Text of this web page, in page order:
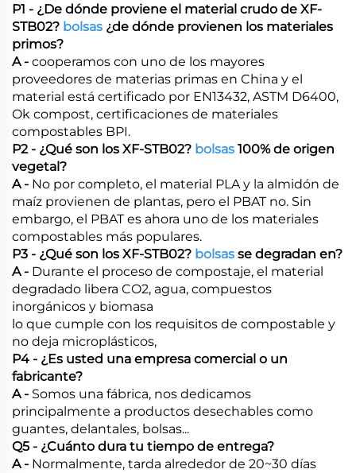
P1 - ¿De dónde proviene el material crudo de XF-
STB02? bolsas ¿de dónde provienen los materiales
primos?
A - cooperamos con uno de los mayores
proveedores de materias primas en China y el
material está certificado por EN13432, ASTM D6400,
Ok compost, certificaciones de materiales
compostables BPI.
P2 - ¿Qué son los XF-STB02? bolsas 100% de origen
vegetal?
A - No por completo, el material PLA y la almidón de
maíz provienen de plantas, pero el PBAT no. Sin
embargo, el PBAT es ahora uno de los materiales
compostables más populares.
P3 - ¿Qué son los XF-STB02? bolsas se degradan en?
A - Durante el proceso de compostaje, el material
degradado libera CO2, agua, compuestos
inorgánicos y biomasa
lo que cumple con los requisitos de compostable y
no deja microplásticos,
P4 - ¿Es usted una empresa comercial o un
fabricante?
A - Somos una fábrica, nos dedicamos
principalmente a productos desechables como
guantes, delantales, bolsas...
Q5 - ¿Cuánto dura tu tiempo de entrega?
A - Normalmente, tarda alrededor de 20~30 días